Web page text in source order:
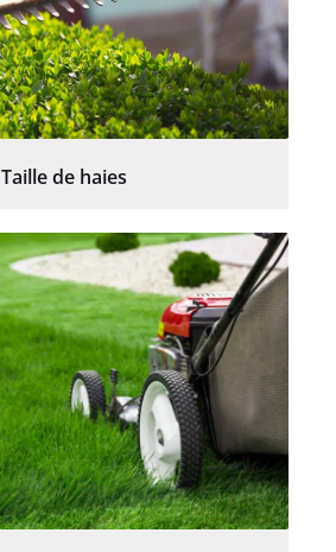
Taille de haies